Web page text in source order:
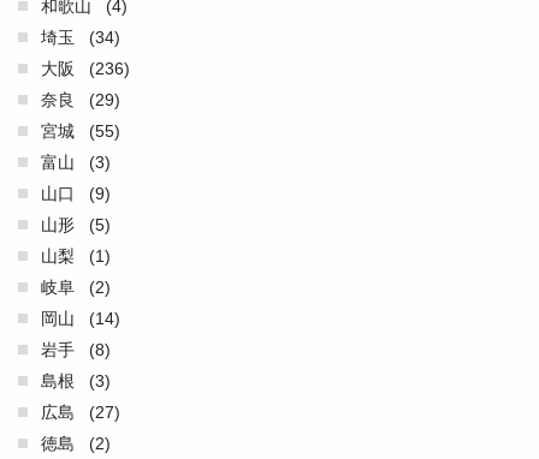
和歌山
(4)
埼玉
(34)
大阪
(236)
奈良
(29)
宮城
(55)
富山
(3)
山口
(9)
山形
(5)
山梨
(1)
岐阜
(2)
岡山
(14)
岩手
(8)
島根
(3)
広島
(27)
徳島
(2)